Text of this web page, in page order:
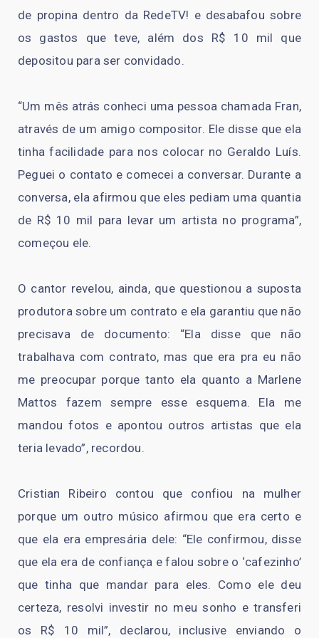
de propina dentro da RedeTV! e desabafou sobre
os gastos que teve, além dos R$ 10 mil que
depositou para ser convidado.
“Um mês atrás conheci uma pessoa chamada Fran,
através de um amigo compositor. Ele disse que ela
tinha facilidade para nos colocar no Geraldo Luís.
Peguei o contato e comecei a conversar. Durante a
conversa, ela afirmou que eles pediam uma quantia
de R$ 10 mil para levar um artista no programa”,
começou ele.
O cantor revelou, ainda, que questionou a suposta
produtora sobre um contrato e ela garantiu que não
precisava de documento: “Ela disse que não
trabalhava com contrato, mas que era pra eu não
me preocupar porque tanto ela quanto a Marlene
Mattos fazem sempre esse esquema. Ela me
mandou fotos e apontou outros artistas que ela
teria levado”, recordou.
Cristian Ribeiro contou que confiou na mulher
porque um outro músico afirmou que era certo e
que ela era empresária dele: “Ele confirmou, disse
que ela era de confiança e falou sobre o ‘cafezinho’
que tinha que mandar para eles. Como ele deu
certeza, resolvi investir no meu sonho e transferi
os R$ 10 mil”, declarou, inclusive enviando o